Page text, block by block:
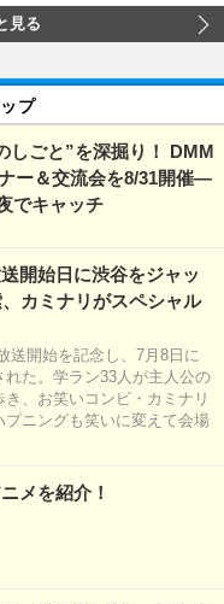
見る
プ
しごと”を深掘り！ DMM
ー＆交流会を8/31開催―
でキャッチ
開始日に渋谷をジャッ
カミナリがスペシャル
送開始を記念し、7月8日に
た。学ラン33人が主人公の
、お笑いコンビ・カミナリ
ニングも笑いに変えて会場
メを紹介！